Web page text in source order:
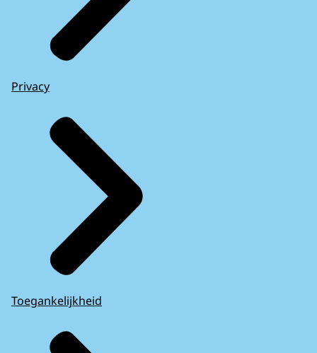
Privacy
Toegankelijkheid